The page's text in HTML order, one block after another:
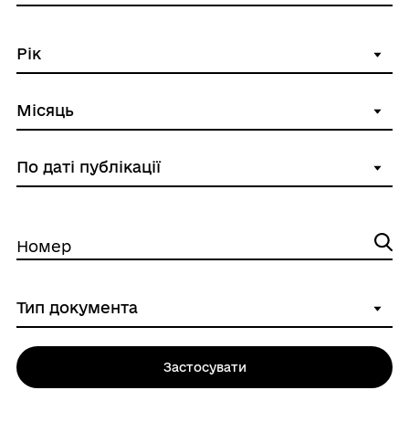
Номер
Застосувати